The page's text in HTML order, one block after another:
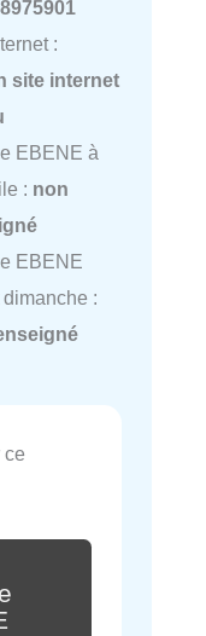
:
site internet
EBENE à
: non
EBENE
:
ce